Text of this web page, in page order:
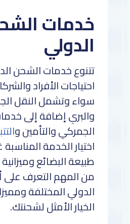
خدمات
الدولي
تتنوع خدمات الشحن
احتياجات الأفراد
سواء وتشمل النقل
والبري إضافة إلى
الجمركي والتأمين والتتبع
اختيار الخدمة المناسبة
طبيعة البضائع
من المهم التعرف على
الدولي المختلفة
الخيار الأمثل لشحنتك.